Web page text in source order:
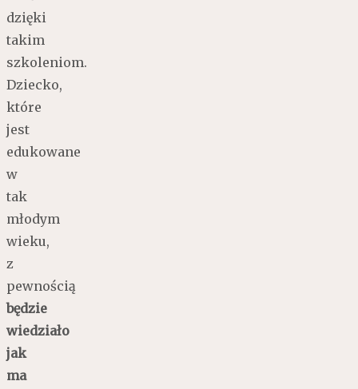
dzięki
takim
szkoleniom.
Dziecko,
które
jest
edukowane
w
tak
młodym
wieku,
z
pewnością
będzie
wiedziało
jak
ma